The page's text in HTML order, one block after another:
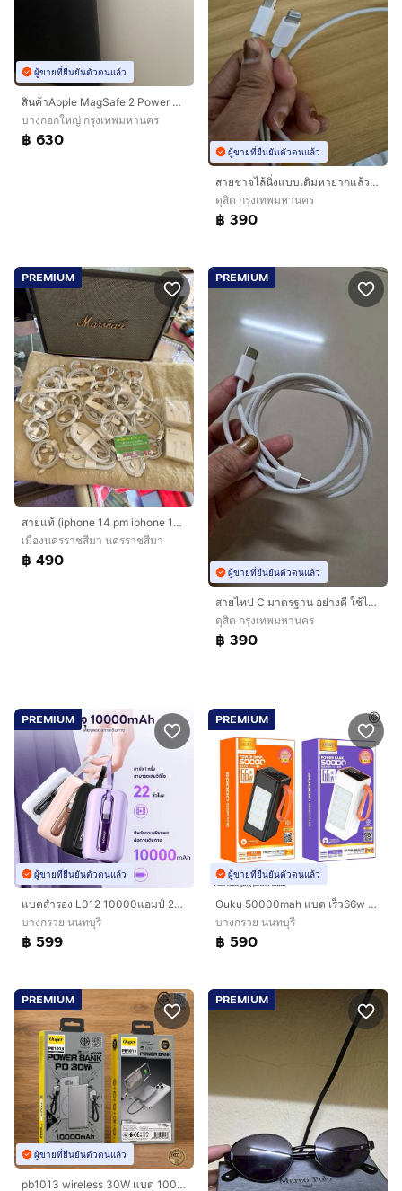
ผู้ขายที่ยืนยันตัวตนแล้ว
สินค้าApple MagSafe 2 Power Adapter ขนาด 45 วัตต์ (สำหรับ MacBook Air) ของแท้
บางกอกใหญ่ กรุงเทพมหานคร
฿ 630
ผู้ขายที่ยืนยันตัวตนแล้ว
สายชาจไล้นิ่งแบบเดิมหายากแล้ว ของใหม่มือ1 ขายถูกลดจาก 690 ไอ11-14
ดุสิต กรุงเทพมหานคร
฿ 390
PREMIUM
สายแท้ (iphone 14 pm iphone 15 pm)
เมืองนครราชสีมา นครราชสีมา
฿ 490
PREMIUM
ผู้ขายที่ยืนยันตัวตนแล้ว
สายไทป C มาตรฐาน อย่างดี ใช้ได้กับทุกยี่ห้อ ของใหม่ ลดจาก790
ดุสิต กรุงเทพมหานคร
฿ 390
PREMIUM
ผู้ขายที่ยืนยันตัวตนแล้ว
แบตสำรอง L012 10000แอมป์ 22.5w ชาร์จเร็วมีสายไทซี+ไอโฟน มี ม.อ.ก 2079-2560 พกพามินิ ร้านคละสีให้
บางกรวย นนทบุรี
฿ 599
PREMIUM
ผู้ขายที่ยืนยันตัวตนแล้ว
Ouku 50000mah แบต เร็ว66w ช่องเสียบ 7ช่อง ไฟ led
บางกรวย นนทบุรี
฿ 590
PREMIUM
ผู้ขายที่ยืนยันตัวตนแล้ว
pb1013 wireless 30W แบต 10000mah มีสาย ไอโฟนกับไทซี ไปจีนได้ มีccc มอก.
PREMIUM